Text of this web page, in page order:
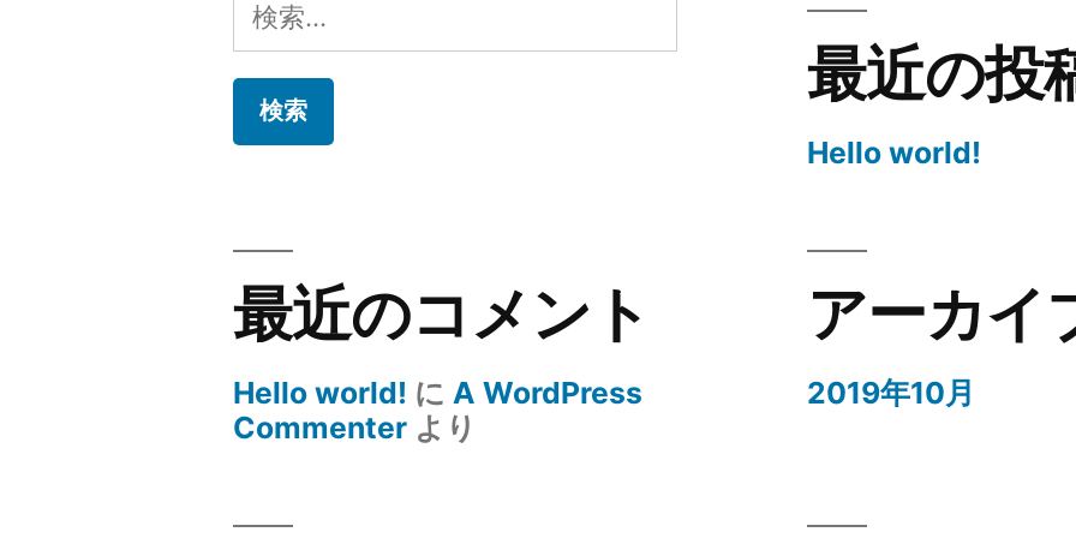
索:
最近の投
Hello world!
最近のコメント
Hello world! に A WordPress
Commenter より
アーカイ
2019年10月